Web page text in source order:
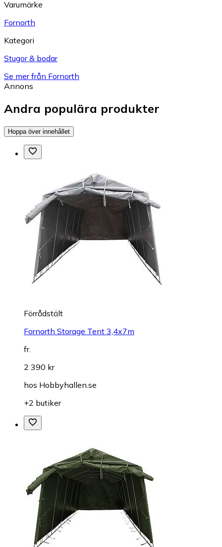
Varumärke
Fornorth
Kategori
Stugor & bodar
Se mer från Fornorth
Annons
Andra populära produkter
Hoppa över innehållet
Förrådstält
Fornorth Storage Tent 3,4x7m
fr.
2 390 kr
hos Hobbyhallen.se
+2 butiker